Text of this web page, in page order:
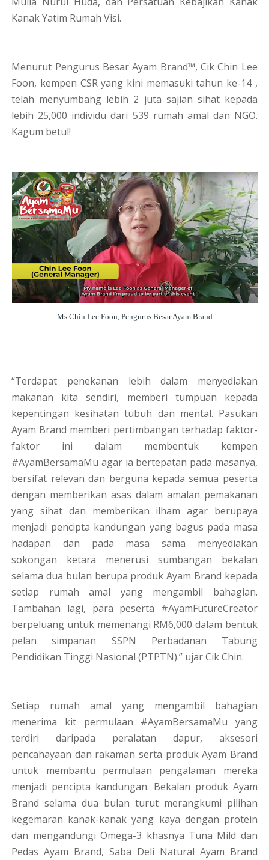
Kanak Yatim Rumah Visi.
Menurut Pengurus Besar Ayam Brand™, Cik Chin Lee
Foon, kempen CSR yang kini memasuki tahun ke-14 ,
telah menyumbang lebih 2 juta sajian sihat kepada
lebih 25,000 individu dari 539 rumah amal dan NGO.
Kagum betul!
Ms Chin Lee Foon, Pengurus Besar Ayam Brand
“Terdapat penekanan lebih dalam menyediakan
makanan kita sendiri, memberi tumpuan kepada
kepentingan kesihatan tubuh dan mental. Pasukan
Ayam Brand memberi pertimbangan terhadap faktor-
faktor ini dalam membentuk kempen
#AyamBersamaMu agar ia bertepatan pada masanya,
bersifat relevan dan berguna kepada semua peserta
dengan memberikan asas dalam amalan pemakanan
yang sihat dan memberikan ilham agar berupaya
menjadi pencipta kandungan yang bagus pada masa
hadapan dan pada masa sama menyediakan
sokongan ketara menerusi sumbangan bekalan
selama dua bulan berupa produk Ayam Brand kepada
setiap rumah amal yang mengambil bahagian.
Tambahan lagi, para peserta #AyamFutureCreator
berpeluang untuk memenangi RM6,000 dalam bentuk
pelan simpanan SSPN Perbadanan Tabung
Pendidikan Tinggi Nasional (PTPTN).” ujar Cik Chin.
Setiap rumah amal yang mengambil bahagian
menerima kit permulaan #AyamBersamaMu yang
terdiri daripada peralatan dapur, aksesori
pencahayaan dan rakaman serta produk Ayam Brand
untuk membantu permulaan pengalaman mereka
menjadi pencipta kandungan. Bekalan produk Ayam
Brand selama dua bulan turut merangkumi pilihan
kegemaran kanak-kanak yang kaya dengan protein
dan mengandungi Omega-3 khasnya Tuna Mild dan
Pedas Ayam Brand, Saba Deli Natural Ayam Brand